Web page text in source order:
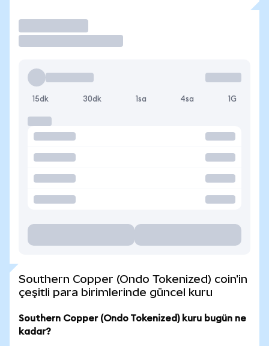
15dk 30dk 1sa 4sa 1G
Southern Copper (Ondo Tokenized) coin'in
çeşitli para birimlerinde güncel kuru
Southern Copper (Ondo Tokenized) kuru bugün ne
kadar?